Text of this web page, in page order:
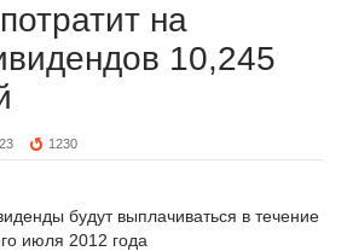
на
10,245
1230
будут выплачиваться в течение
июля 2012 года